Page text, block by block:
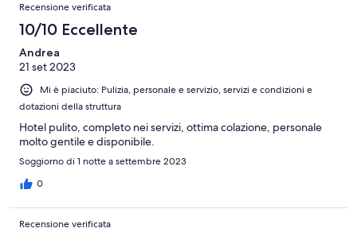
Recensione verificata
10/10 Eccellente
Andrea
21 set 2023
Mi è piaciuto: Pulizia, personale e servizio, servizi e condizioni e
dotazioni della struttura
Hotel pulito, completo nei servizi, ottima colazione, personale
molto gentile e disponibile.
Soggiorno di 1 notte a settembre 2023
0
Recensione verificata